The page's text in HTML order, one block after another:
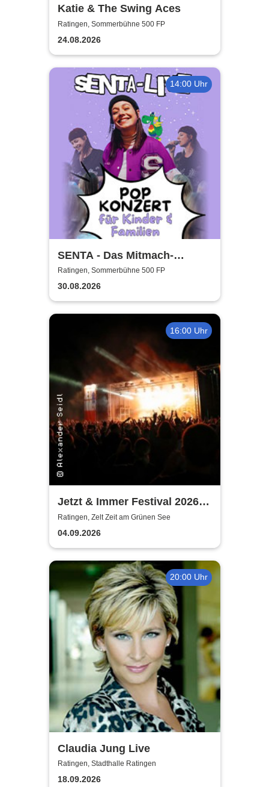
Katie & The Swing Aces
Ratingen, Sommerbühne 500 FP
24.08.2026
14:00 Uhr
SENTA - Das Mitmach-
Popkonzert für die ganze
Familie
Ratingen, Sommerbühne 500 FP
30.08.2026
16:00 Uhr
Jetzt & Immer Festival 2026 -
Von Wegen Lisbeth, Blond,
Ritter Lean, Blumengarten,
Soffie, Jassin
Ratingen, Zelt Zeit am Grünen See
04.09.2026
20:00 Uhr
Claudia Jung Live
Ratingen, Stadthalle Ratingen
18.09.2026